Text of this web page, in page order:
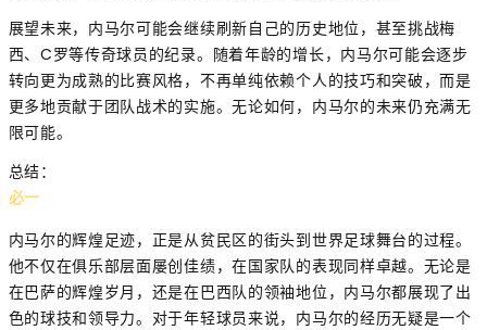
展望未来，内马尔可能会继续刷新自己的历史地位，甚至挑战梅
西、C罗等传奇球员的纪录。随着年龄的增长，内马尔可能会逐步
转向更为成熟的比赛风格，不再单纯依赖个人的技巧和突破，而是
更多地贡献于团队战术的实施。无论如何，内马尔的未来仍充满无
限可能。
总结：
必一
内马尔的辉煌足迹，正是从贫民区的街头到世界足球舞台的过程。
他不仅在俱乐部层面屡创佳绩，在国家队的表现同样卓越。无论是
在巴萨的辉煌岁月，还是在巴西队的领袖地位，内马尔都展现了出
色的球技和领导力。对于年轻球员来说，内马尔的经历无疑是一个